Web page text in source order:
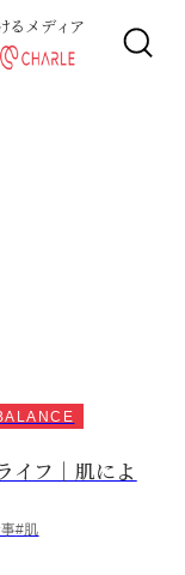
るメディア
イフ｜肌によ
#肌